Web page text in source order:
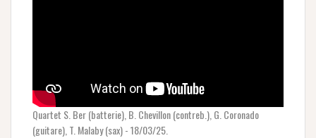
Quartet S. Ber (batterie), B. Chevillon (contreb.), G. Coronado
(guitare), T. Malaby (sax) - 18/03/25.